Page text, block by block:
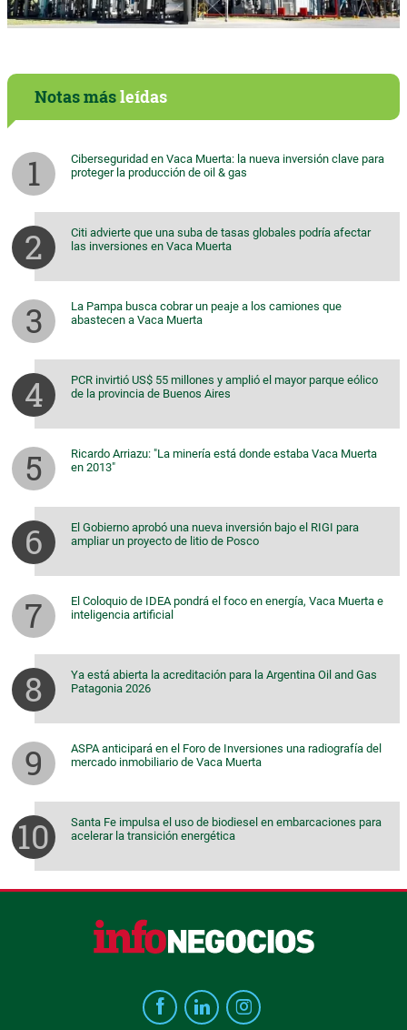
Notas másleídas
Ciberseguridad en Vaca Muerta: la nueva inversión clave para
proteger la producción de oil & gas
Citi advierte que una suba de tasas globales podría afectar
las inversiones en Vaca Muerta
La Pampa busca cobrar un peaje a los camiones que
abastecen a Vaca Muerta
PCR invirtió US$ 55 millones y amplió el mayor parque eólico
de la provincia de Buenos Aires
Ricardo Arriazu: "La minería está donde estaba Vaca Muerta
en 2013"
El Gobierno aprobó una nueva inversión bajo el RIGI para
ampliar un proyecto de litio de Posco
El Coloquio de IDEA pondrá el foco en energía, Vaca Muerta e
inteligencia artificial
Ya está abierta la acreditación para la Argentina Oil and Gas
Patagonia 2026
ASPA anticipará en el Foro de Inversiones una radiografía del
mercado inmobiliario de Vaca Muerta
Santa Fe impulsa el uso de biodiesel en embarcaciones para
acelerar la transición energética